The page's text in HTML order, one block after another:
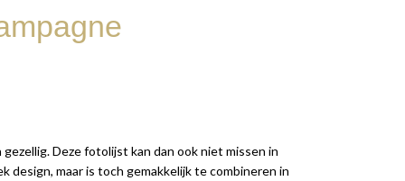
Deze fotolijst kan dan ook niet missen in
maar is toch gemakkelijk te combineren in